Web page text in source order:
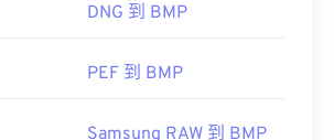
1985 年 11 月 20 日
1985 年 11 月 20 日
DNG 到 BMP
PEF 到 BMP
Samsung RAW 到 BMP